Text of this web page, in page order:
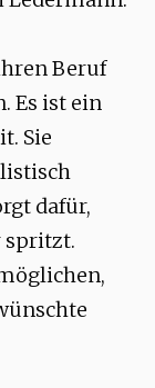
Beruf
Es ist ein
Sie
dafür,
spritzt.